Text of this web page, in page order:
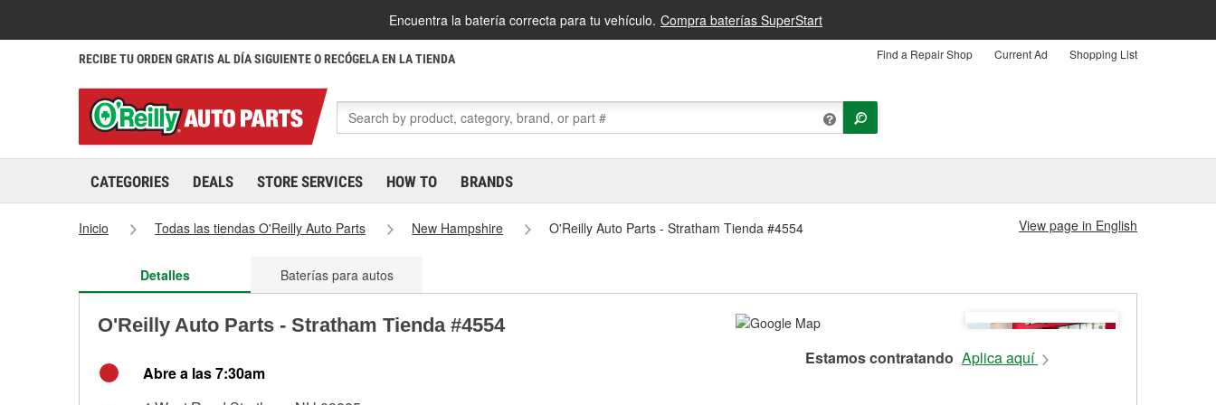
Encuentra la batería correcta para tu vehículo. Compra baterías SuperStart
RECIBE TU ORDEN GRATIS AL DÍA SIGUIENTE O RECÓGELA EN LA TIENDA Find a Repair Shop Current Ad Shopping List
CATEGORIES DEALS STORE SERVICES HOW TO BRANDS
Inicio Todas las tiendas O'Reilly Auto Parts New Hampshire O'Reilly Auto Parts - Stratham Tienda #4554 View page in English
Detalles Baterías para autos
O'Reilly Auto Parts - Stratham Tienda #4554
Abre a las 7:30am
Estamos contratando Aplica aquí